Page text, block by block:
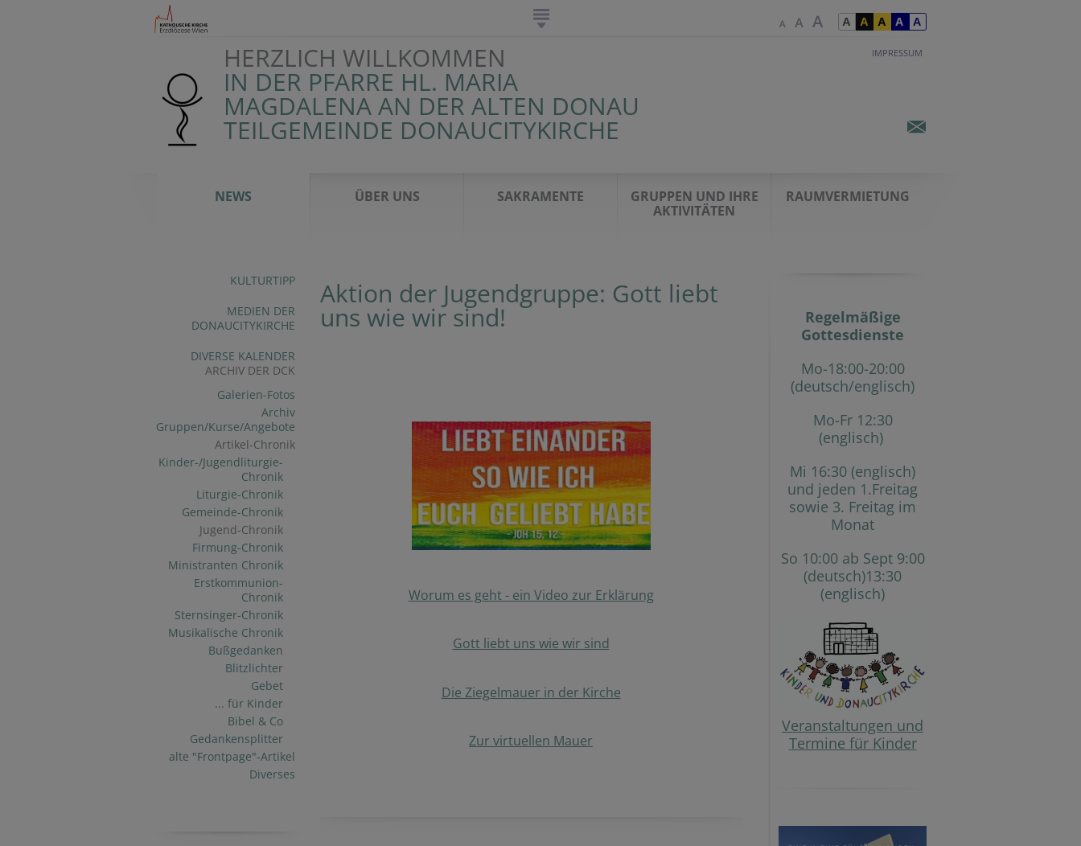
IMPRESSUM
HERZLICH WILLKOMMEN
IN DER PFARRE HL. MARIA
MAGDALENA AN DER ALTEN DONAU
TEILGEMEINDE DONAUCITYKIRCHE
NEWS ÜBER UNS SAKRAMENTE
GRUPPEN UND IHRE
AKTIVITÄTEN
RAUMVERMIETUNG
KULTURTIPP
MEDIEN DER
DONAUCITYKIRCHE
DIVERSE KALENDER
ARCHIV DER DCK
Galerien-Fotos
Archiv
Gruppen/Kurse/Angebote
Artikel-Chronik
Kinder-/Jugendliturgie-
Chronik
Liturgie-Chronik
Gemeinde-Chronik
Jugend-Chronik
Firmung-Chronik
Ministranten Chronik
Erstkommunion-
Chronik
Sternsinger-Chronik
Musikalische Chronik
Bußgedanken
Blitzlichter
Gebet
... für Kinder
Bibel & Co
Gedankensplitter
alte "Frontpage"-Artikel
Diverses
Aktion der Jugendgruppe: Gott liebt
uns wie wir sind!
Worum es geht - ein Video zur Erklärung
Gott liebt uns wie wir sind
Die Ziegelmauer in der Kirche
Zur virtuellen Mauer
Regelmäßige
Gottesdienste
Mo-18:00-20:00
(deutsch/englisch)
Mo-Fr 12:30
(englisch)
Mi 16:30 (englisch)
und jeden 1.Freitag
sowie 3. Freitag im
Monat
So 10:00 ab Sept 9:00
(deutsch)13:30
(englisch)
Veranstaltungen und
Termine für Kinder